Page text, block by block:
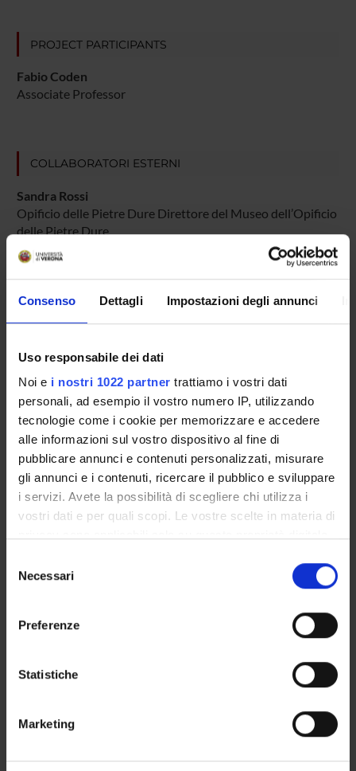
Consenso Dettagli Impostazioni degli annunci
Uso responsabile dei dati
Noi e i nostri 1022 partner trattiamo i vostri dati
personali, ad esempio il vostro numero IP, utilizzando
tecnologie come i cookie per memorizzare e accedere
alle informazioni sul vostro dispositivo al fine di
pubblicare annunci e contenuti personalizzati, misurare
gli annunci e i contenuti, ricercare il pubblico e sviluppare
i servizi. Avete la possibilità di scegliere chi utilizza i
vostri dati e per quali scopi. Le vostre scelte in materia di
modificare o revocare il proprio consenso in qualsiasi
momento dalla Dichiarazione sui cookie o facendo clic
raccogliere informazioni sulla tua posizione
geografica, con un'approssimazione di qualche
Identificare il tuo dispositivo, scansionandolo
delNecessari
Preferenze
Statistiche
Marketing
PROJECT PARTICIPANTS
Fabio Coden
Associate Professor
COLLABORATORI ESTERNI
Sandra Rossi
Opificio delle Pietre Dure Direttore del Museo dell’Opificio
delle Pietre Dure
Alberto Albertii
Università di Bologna Dipartimento di Lingue, Letterature e
Culture Moderne Ricercatore confermato
RESEARCH AREAS INVOLVED IN THE PROJECT
Storia dell'arte
History of art and architecture
SECTIONS
Arti e Geografie
RESEARCH AREAS
RESEARCH GROUPS